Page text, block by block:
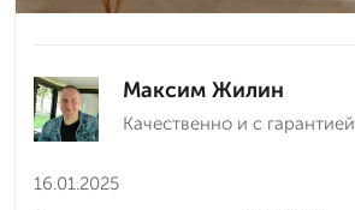
Максим Жилин
Качественно и с гарантией
16.01.2025